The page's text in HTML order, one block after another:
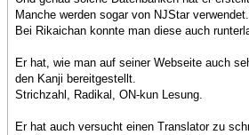
Manche werden sogar von NJStar verwendet.
Bei Rikaichan konnte man diese auch
Er hat, wie man auf seiner Webseite auch
den Kanji bereitgestellt.
Strichzahl, Radikal, ON-kun Lesung.
Er hat auch versucht einen Translator zu